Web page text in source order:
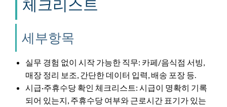
체크리스트
세부항목
실무 경험 없이 시작 가능한 직무: 카페/음식점 서빙,
매장 정리 보조, 간단한 데이터 입력, 배송 포장 등.
시급·주휴수당 확인 체크리스트: 시급이 명확히 기록
되어 있는지, 주휴수당 여부와 근로시간 표기가 있는